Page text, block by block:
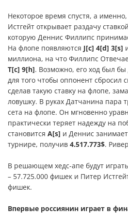
Некоторое время спустя, а
Истгейт открывает раздачу
которую Деннис Филлипс
На флопе появляются J[c] 4[d] 3[s]
миллиона, на что Филлипс
Т[c] 9[h]. Возможно, его ход был
для того чтобы оппонент сбросил
сделав такую ставку на флопе,
ловушку. В руках Датчанина пара
сета на флопе. Он мгновенно
практически теряет надежду на
становится А[s] и Деннис
турнире, получив 4.517.773$.
В решающем хедс-апе будут
– 57.725.000 фишек и Питер
фишек.
Впервые россиянин играет в